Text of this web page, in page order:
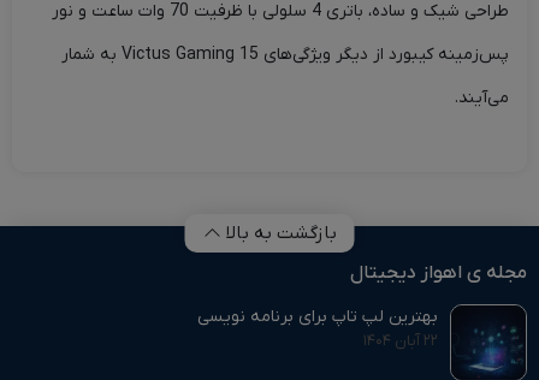
طراحی شیک و ساده، باتری 4 سلولی با ظرفیت 70 وات ساعت و نور
پس‌زمینه کیبورد از دیگر ویژگی‌های Victus Gaming 15 به شمار
می‌آیند.
بازگشت به بالا
مجله ی اهواز دیجیتال
بهترین لپ تاپ برای برنامه نویسی
۲۲ آبان ۱۴۰۴